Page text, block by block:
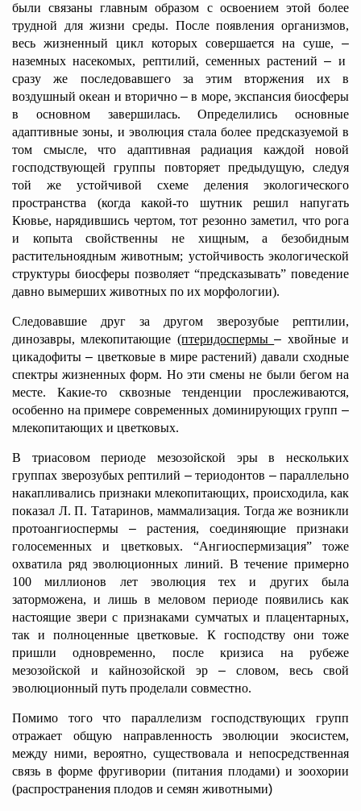
были связаны главным образом с освоением этой более
трудной для жизни среды. После появления организмов,
весь жизненный цикл которых совершается на суше, –
наземных насекомых, рептилий, семенных растений– и
сразу же последовавшего за этим вторжения их в
воздушный океан и вторично – в море, экспансия биосферы
в основном завершилась. Определились основные
адаптивные зоны, и эволюция стала более предсказуемой в
том смысле, что адаптивная радиация каждой новой
господствующей группы повторяет предыдущую, следуя
той же устойчивой схеме деления экологического
пространства (когда какой-то шутник решил напугать
Кювье, нарядившись чертом, тот резонно заметил, что рога
и копыта свойственны не хищным, а безобидным
растительноядным животным; устойчивость экологической
структуры биосферы позволяет “предсказывать” поведение
давно вымерших животных по их морфологии).
Следовавшие друг за другом зверозубые рептилии,
динозавры, млекопитающие (птеридоспермы– хвойные и
цикадофиты– цветковые в мире растений) давали сходные
спектры жизненных форм. Но эти смены не были бегом на
месте. Какие-то сквозные тенденции прослеживаются,
особенно на примере современных доминирующих групп –
млекопитающих и цветковых.
В триасовом периоде мезозойской эры в нескольких
группах зверозубых рептилий –териодонтов –параллельно
накапливались признаки млекопитающих, происходила, как
показал Л. П. Татаринов, маммализация. Тогда же возникли
протоангиоспермы – растения, соединяющие признаки
голосеменных и цветковых. “Ангиоспермизация” тоже
охватила ряд эволюционных линий. В течение примерно
100 миллионов лет эволюция тех и других была
заторможена, и лишь в меловом периоде появились как
настоящие звери с признаками сумчатых и плацентарных,
так и полноценные цветковые. К господству они тоже
пришли одновременно, после кризиса на рубеже
мезозойской и кайнозойской эр – словом, весь свой
эволюционный путь проделали совместно.
Помимо того что параллелизм господствующих групп
отражает общую направленность эволюции экосистем,
между ними, вероятно, существовала и непосредственная
связь в форме фругивории (питания плодами) и зоохории
(распространения плодов и семян животными)